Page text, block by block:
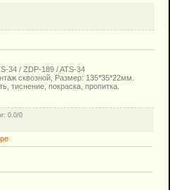
34 / ZDP-189 / ATS-34
сквозной, Размер: 135*35*22мм.
тиснение, покраска, пропитка.
: 0.0/0